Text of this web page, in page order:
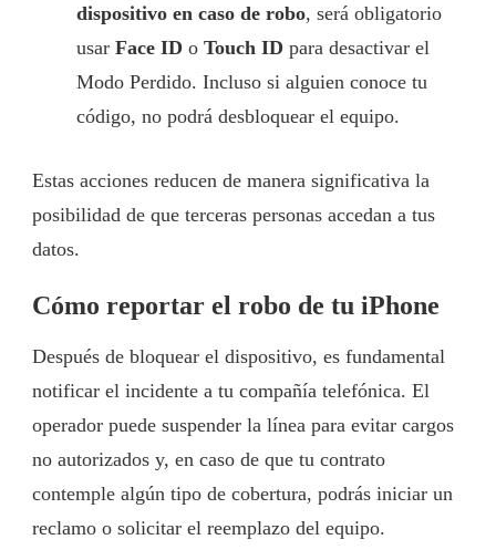
dispositivo en caso de robo, será obligatorio
usar Face ID o Touch ID para desactivar el
Modo Perdido. Incluso si alguien conoce tu
código, no podrá desbloquear el equipo.
Estas acciones reducen de manera significativa la
posibilidad de que terceras personas accedan a tus
datos.
Cómo reportar el robo de tu iPhone
Después de bloquear el dispositivo, es fundamental
notificar el incidente a tu compañía telefónica. El
operador puede suspender la línea para evitar cargos
no autorizados y, en caso de que tu contrato
contemple algún tipo de cobertura, podrás iniciar un
reclamo o solicitar el reemplazo del equipo.